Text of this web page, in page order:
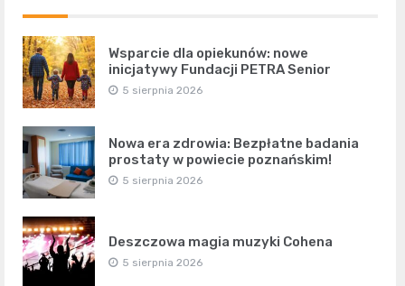
Wsparcie dla opiekunów: nowe
inicjatywy Fundacji PETRA Senior
5 sierpnia 2026
Nowa era zdrowia: Bezpłatne badania
prostaty w powiecie poznańskim!
5 sierpnia 2026
Deszczowa magia muzyki Cohena
5 sierpnia 2026